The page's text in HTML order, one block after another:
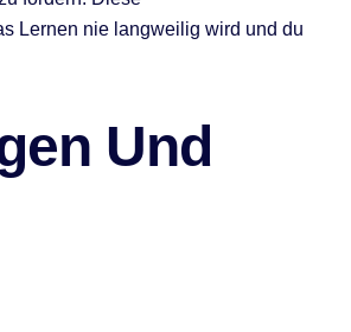
Lernen nie langweilig wird und du
Und